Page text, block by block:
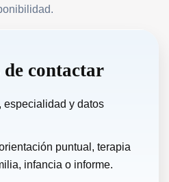
contactar
especialidad y datos
puntual, terapia
infancia o informe.